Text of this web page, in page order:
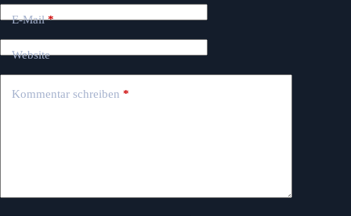
E-Mail*
Website
Kommentar schreiben *